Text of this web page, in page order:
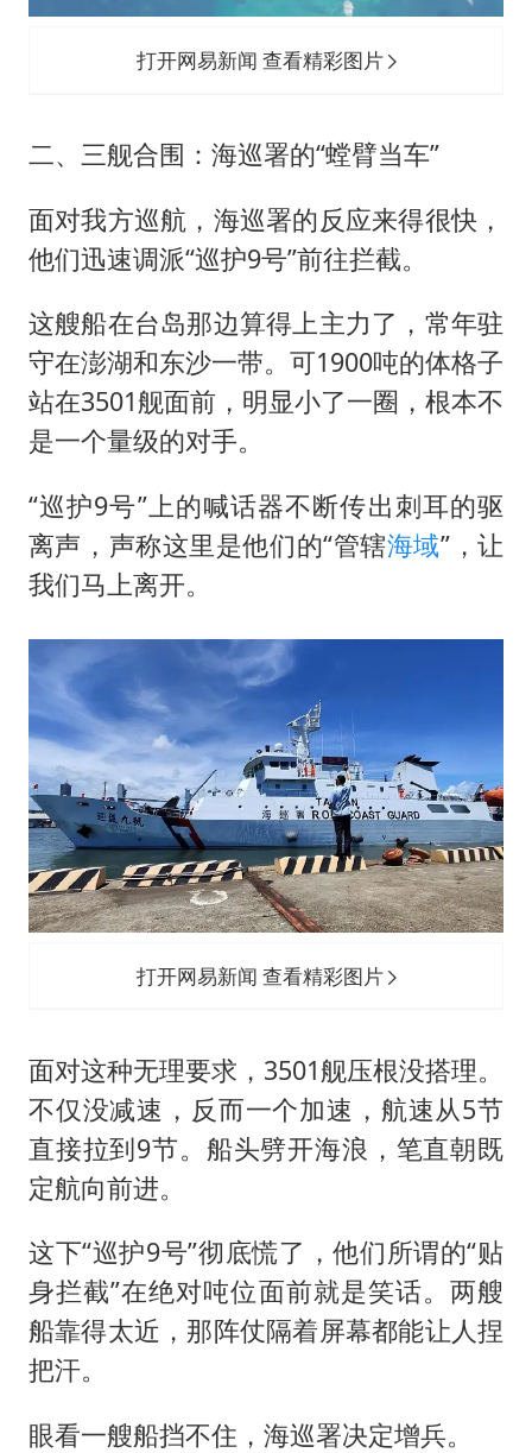
打开网易新闻 查看精彩图片
二、三舰合围：海巡署的“螳臂当车”
面对我方巡航，海巡署的反应来得很快，
他们迅速调派“巡护9号”前往拦截。
这艘船在台岛那边算得上主力了，常年驻
守在澎湖和东沙一带。可1900吨的体格子
站在3501舰面前，明显小了一圈，根本不
是一个量级的对手。
“巡护9号”上的喊话器不断传出刺耳的驱
离声，声称这里是他们的“管辖海域”，让
我们马上离开。
打开网易新闻 查看精彩图片
面对这种无理要求，3501舰压根没搭理。
不仅没减速，反而一个加速，航速从5节
直接拉到9节。船头劈开海浪，笔直朝既
定航向前进。
这下“巡护9号”彻底慌了，他们所谓的“贴
身拦截”在绝对吨位面前就是笑话。两艘
船靠得太近，那阵仗隔着屏幕都能让人捏
把汗。
眼看一艘船挡不住，海巡署决定增兵。